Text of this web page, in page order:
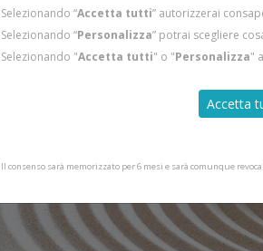
Selezionando “Accetta tutti” autorizzerai
Selezionando “Personalizza” potrai scegliere
Selezionando "Accetta tutti" o "Personalizza"
Accetta
Il consenso sarà memorizzato per 6 mesi e sarà comunque